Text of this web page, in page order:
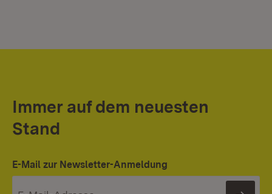
Immer auf dem neuesten
Stand
E-Mail zur Newsletter-Anmeldung